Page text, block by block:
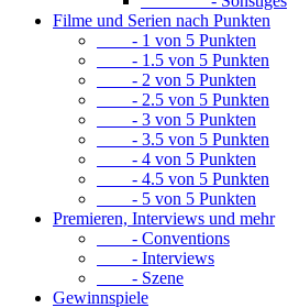
Filme und Serien nach Punkten
- 1 von 5 Punkten
- 1.5 von 5 Punkten
- 2 von 5 Punkten
- 2.5 von 5 Punkten
- 3 von 5 Punkten
- 3.5 von 5 Punkten
- 4 von 5 Punkten
- 4.5 von 5 Punkten
- 5 von 5 Punkten
Premieren, Interviews und mehr
- Conventions
- Interviews
- Szene
Gewinnspiele